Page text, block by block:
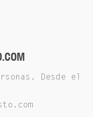
Desde el